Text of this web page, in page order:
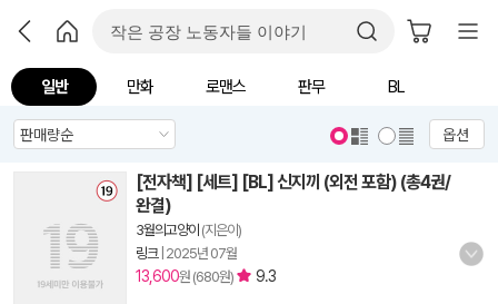
일반 만화 로맨스 판무 BL
옵션
[전자책] [세트] [BL] 신지끼 (외전 포함) (총4권/
완결)
3월의고양이 (지은이)
링크| 2025년 07월
13,600원 (680원) 9.3